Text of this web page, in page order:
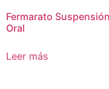
Fermarato Suspensión
Oral
Leer más